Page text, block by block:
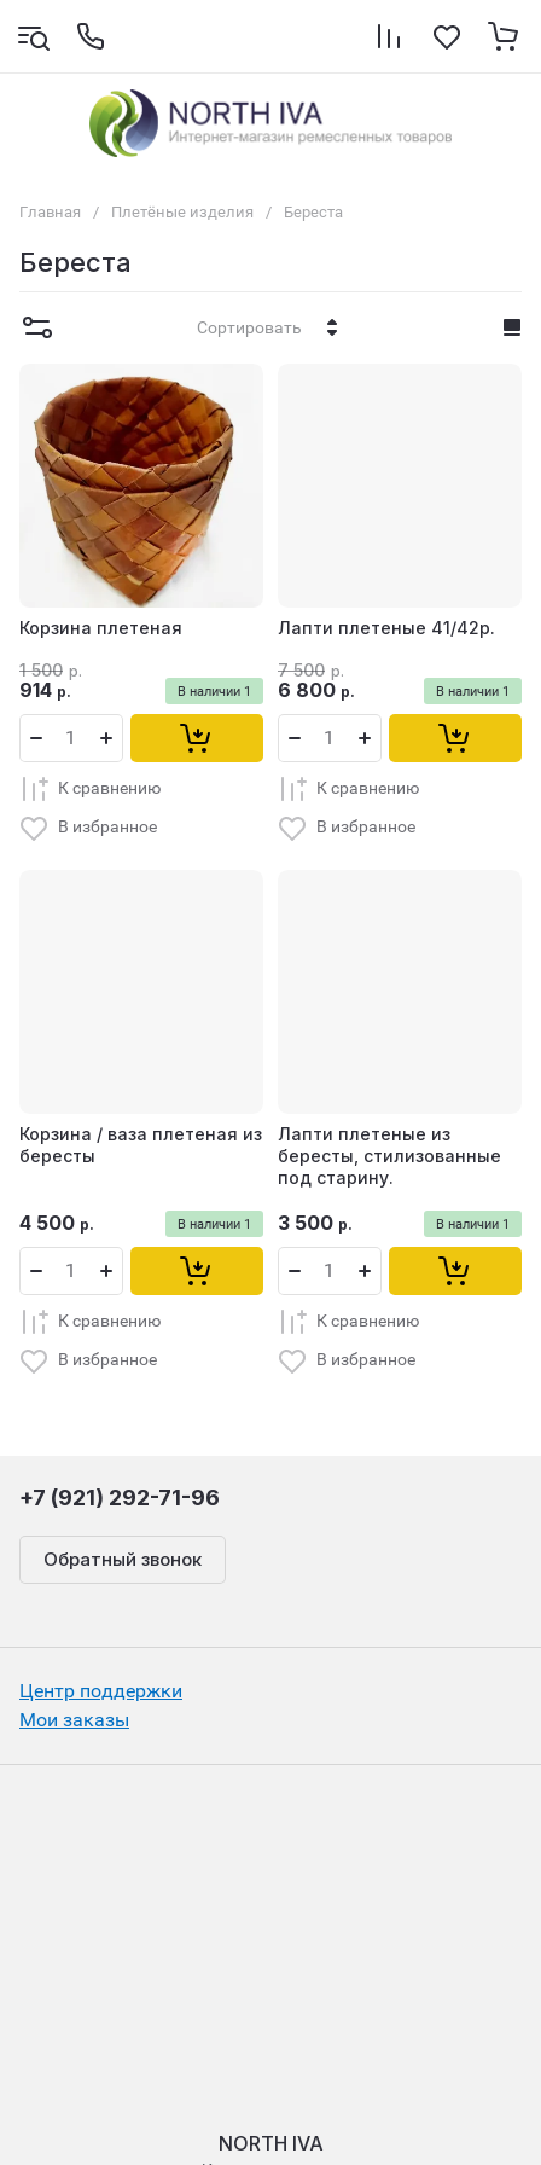
Главная / Плетёные изделия / Береста
Береста
Сортировать
Корзина плетеная
В наличии 1
1 500 р.
914 р.
К сравнению
В избранное
Лапти плетеные 41/42р.
В наличии 1
7 500 р.
6 800 р.
К сравнению
В избранное
Корзина / ваза плетеная из
бересты
В наличии 1
4 500 р.
К сравнению
В избранное
Лапти плетеные из
бересты, стилизованные
под старину.
В наличии 1
3 500 р.
К сравнению
В избранное
+7 (921) 292-71-96
Обратный звонок
Центр поддержки
Мои заказы
NORTH IVA